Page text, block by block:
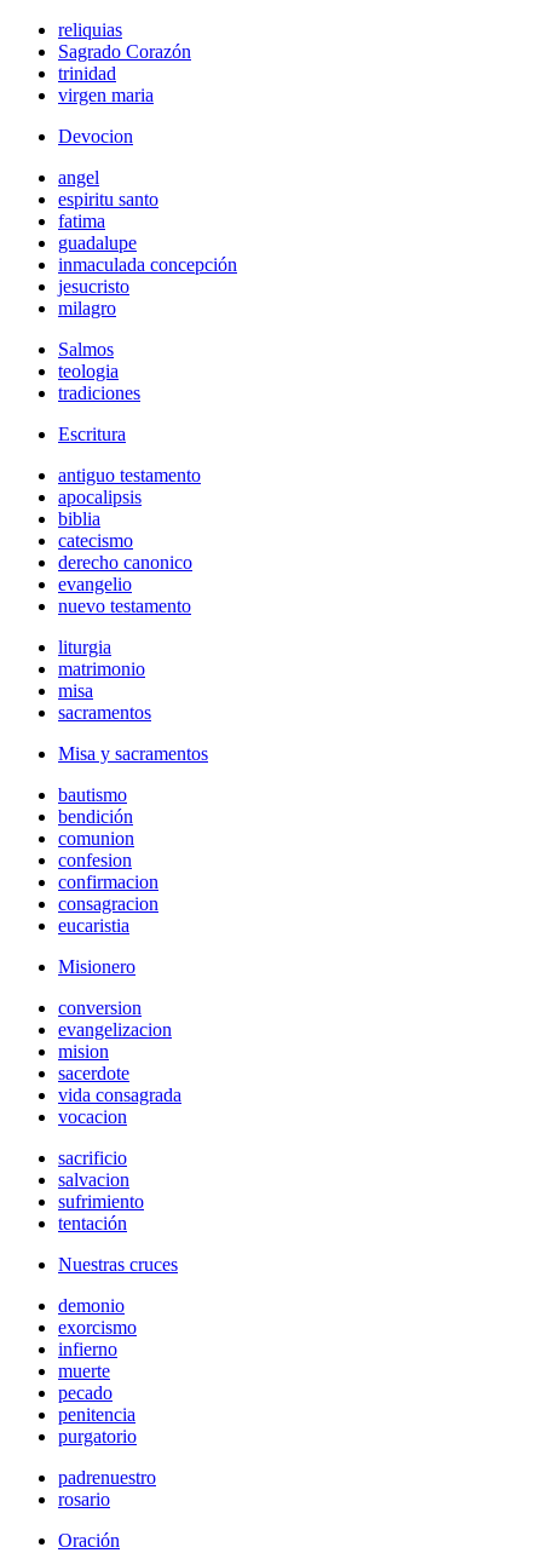
reliquias
Sagrado Corazón
trinidad
virgen maria
Devocion
angel
espiritu santo
fatima
guadalupe
inmaculada concepción
jesucristo
milagro
Salmos
teologia
tradiciones
Escritura
antiguo testamento
apocalipsis
biblia
catecismo
derecho canonico
evangelio
nuevo testamento
liturgia
matrimonio
misa
sacramentos
Misa y sacramentos
bautismo
bendición
comunion
confesion
confirmacion
consagracion
eucaristia
Misionero
conversion
evangelizacion
mision
sacerdote
vida consagrada
vocacion
sacrificio
salvacion
sufrimiento
tentación
Nuestras cruces
demonio
exorcismo
infierno
muerte
pecado
penitencia
purgatorio
padrenuestro
rosario
Oración